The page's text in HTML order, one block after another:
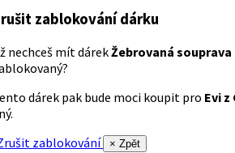
zablokování dárku
nechceš mít dárekŽebrovaná
dárek pak bude moci koupit pro Evi
zablokování
× Zpět